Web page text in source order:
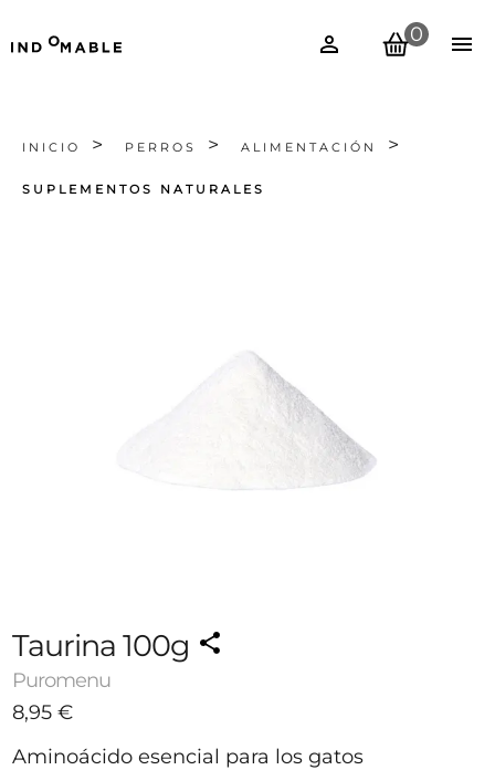
0
INICIO PERROS ALIMENTACIÓN
SUPLEMENTOS NATURALES
Taurina 100g
Puromenu
8,95 €
Aminoácido esencial para los gatos